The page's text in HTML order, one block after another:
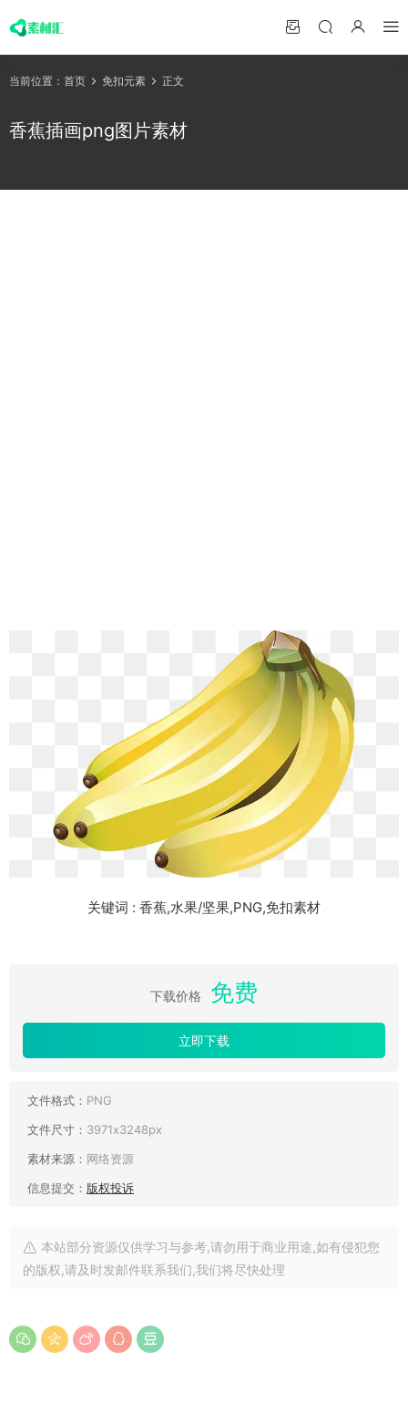
当前位置： 首页 免扣元素 正文
香蕉插画png图片素材
关键词 : 香蕉,水果/坚果,PNG,免扣素材
下载价格 免费
立即下载
文件格式： PNG
文件尺寸： 3971x3248px
素材来源： 网络资源
信息提交： 版权投诉
本站部分资源仅供学习与参考,请勿用于商业用途,如有侵犯您
的版权,请及时发邮件联系我们,我们将尽快处理